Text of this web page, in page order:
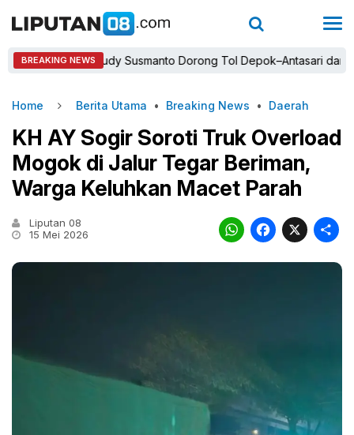
BREAKING NEWS
Bupati Rudy Susmanto Dorong Tol Depok–Antasari dan Jalan
Home Berita Utama • Breaking News • Daerah
KH AY Sogir Soroti Truk Overload
Mogok di Jalur Tegar Beriman,
Warga Keluhkan Macet Parah
Liputan 08
15 Mei 2026
X